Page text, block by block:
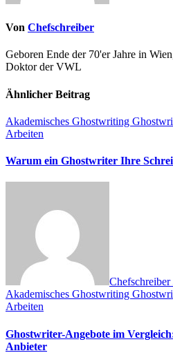
Von Chefschreiber
Geboren Ende der 70'er Jahre in
Doktor der VWL
Ähnlicher Beitrag
Akademisches Ghostwriting
Arbeiten
Warum ein Ghostwriter Ihre
Chefschreiber
Akademisches Ghostwriting
Arbeiten
Ghostwriter-Angebote im
Anbieter